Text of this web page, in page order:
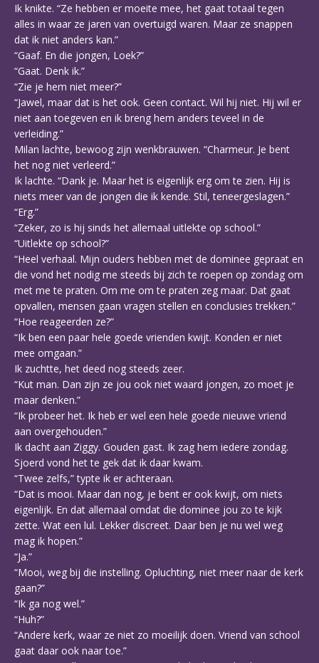
Ik knikte. “Ze hebben er moeite mee, het gaat totaal tegen
alles in waar ze jaren van overtuigd waren. Maar ze snappen
dat ik niet anders kan.”
“Gaaf. En die jongen, Loek?”
“Gaat. Denk ik.”
“Zie je hem niet meer?”
“Jawel, maar dat is het ook. Geen contact. Wil hij niet. Hij wil er
niet aan toegeven en ik breng hem anders teveel in de
verleiding.”
Milan lachte, bewoog zijn wenkbrauwen. “Charmeur. Je bent
het nog niet verleerd.”
Ik lachte. “Dank je. Maar het is eigenlijk erg om te zien. Hij is
niets meer van de jongen die ik kende. Stil, teneergeslagen.”
“Erg.”
“Zeker, zo is hij sinds het allemaal uitlekte op school.”
“Uitlekte op school?”
“Heel verhaal. Mijn ouders hebben met de dominee gepraat en
die vond het nodig me steeds bij zich te roepen op zondag om
met me te praten. Om me om te praten zeg maar. Dat gaat
opvallen, mensen gaan vragen stellen en conclusies trekken.”
“Hoe reageerden ze?”
“Ik ben een paar hele goede vrienden kwijt. Konden er niet
mee omgaan.”
Ik zuchtte, het deed nog steeds zeer.
“Kut man. Dan zijn ze jou ook niet waard jongen, zo moet je
maar denken.”
“Ik probeer het. Ik heb er wel een hele goede nieuwe vriend
aan overgehouden.”
Ik dacht aan Ziggy. Gouden gast. Ik zag hem iedere zondag.
Sjoerd vond het te gek dat ik daar kwam.
“Twee zelfs,” typte ik er achteraan.
“Dat is mooi. Maar dan nog, je bent er ook kwijt, om niets
eigenlijk. En dat allemaal omdat die dominee jou zo te kijk
zette. Wat een lul. Lekker discreet. Daar ben je nu wel weg
mag ik hopen.”
“Ja.”
“Mooi, weg bij die instelling. Opluchting, niet meer naar de kerk
gaan?”
“Ik ga nog wel.”
“Huh?”
“Andere kerk, waar ze niet zo moeilijk doen. Vriend van school
gaat daar ook naar toe.”